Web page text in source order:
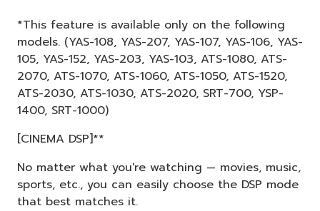
*This feature is available only on the following
models. (YAS-108, YAS-207, YAS-107, YAS-106, YAS-
105, YAS-152, YAS-203, YAS-103, ATS-1080, ATS-
2070, ATS-1070, ATS-1060, ATS-1050, ATS-1520,
ATS-2030, ATS-1030, ATS-2020, SRT-700, YSP-
1400, SRT-1000)
[CINEMA DSP]**
No matter what you're watching — movies, music,
sports, etc., you can easily choose the DSP mode
that best matches it.